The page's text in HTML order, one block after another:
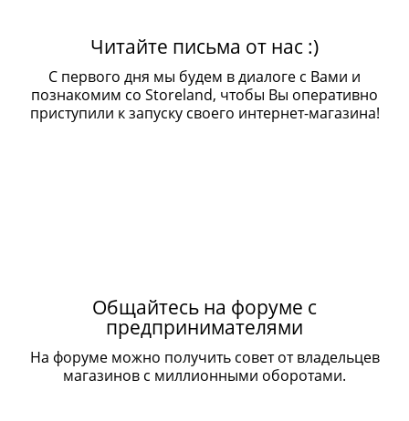
Читайте письма от нас :)
С первого дня мы будем в диалоге с Вами и
познакомим со Storeland, чтобы Вы оперативно
приступили к запуску своего интернет-магазина!
Общайтесь на форуме с
предпринимателями
На форуме можно получить совет от владельцев
магазинов с миллионными оборотами.